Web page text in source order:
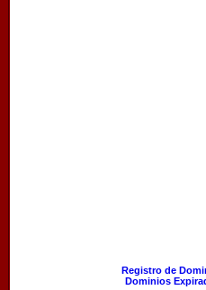
Registro de
Dominios